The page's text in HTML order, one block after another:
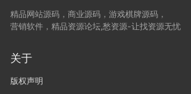
精品网站源码，商业源码，游戏棋牌源码，
营销软件，精品资源论坛,愁资源-让找资源无忧
关于
版权声明